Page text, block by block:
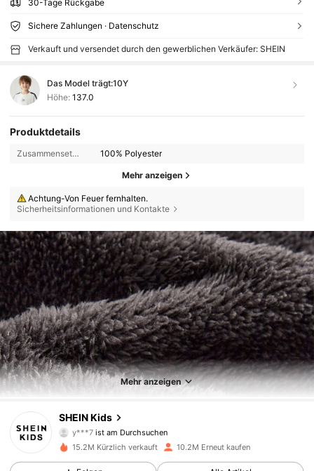
30-Tage Rückgabe
Sichere Zahlungen · Datenschutz
Verkauft und versendet durch den gewerblichen Verkäufer: SHEIN
Das Model trägt:10Y
Höhe: 137.0
Produktdetails
Zusammensetzung: 100% Polyester
Mehr anzeigen
Achtung-Von Feuer fernhalten.
Sicherheitsinformationen und Kontakte
Mehr anzeigen
SHEIN Kids
y***7ist am Durchsuchen
4,89
810K Follower
15.2M Kürzlich verkauft 10.2M Erneut kaufen